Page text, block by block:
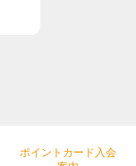
ポイントカード入会